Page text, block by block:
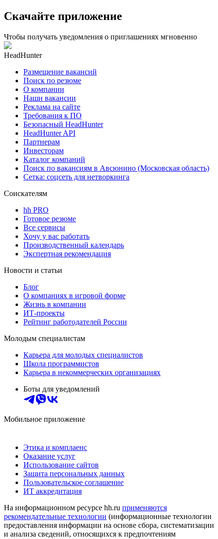
Скачайте приложение
Чтобы получать уведомления о приглашениях мгновенно
HeadHunter
Размещение вакансий
Поиск по резюме
О компании
Наши вакансии
Реклама на сайте
Требования к ПО
Безопасный HeadHunter
HeadHunter API
Партнерам
Инвесторам
Каталог компаний
Поиск по вакансиям в Авсюнино (Московская область)
Сетка: соцсеть для нетворкинга
Соискателям
hh PRO
Готовое резюме
Все сервисы
Хочу у вас работать
Производственный календарь
Экспертная рекомендация
Новости и статьи
Блог
О компаниях в игровой форме
Жизнь в компании
ИТ-проекты
Рейтинг работодателей России
Молодым специалистам
Карьера для молодых специалистов
Школа программистов
Карьера в некоммерческих организациях
Боты для уведомлений
Мобильное приложение
Этика и комплаенс
Оказание услуг
Использование сайтов
Защита персональных данных
Пользовательское соглашение
ИТ аккредитация
На информационном ресурсе hh.ru применяются
рекомендательные технологии (информационные технологии
предоставления информации на основе сбора, систематизации
и анализа сведений, относящихся к предпочтениям